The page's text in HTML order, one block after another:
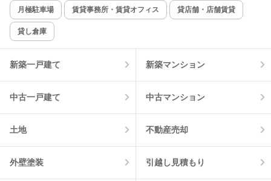
新着のみ インターネット無料
該当件数:
12
月極駐車場 賃貸事務所・賃貸オフィス 貸店舗・店舗賃貸
貸し倉庫
新築一戸建て 新築マンション
中古一戸建て 中古マンション
土地 不動産売却
外壁塗装 引越し見積もり